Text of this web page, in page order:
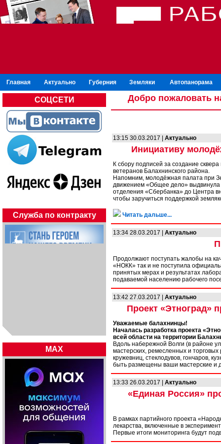
Главная Актуально Губерния Земляки Автопанорама
СОЦСЕТИ
Служба по контракту
MAX
Добро пожаловать
13:15 30.03.2017 | Актуально
Инициативу
К сбору подписей за создание
ветеранов Балахнинского района.
Напомним, молодёжная палата при
движением «Общее дело» выдвинула
отделения «Сбербанка» до Центра
чтобы заручиться поддержкой
Читать дальше...
13:34 28.03.2017 | Актуально
Продолжают поступать жалобы на
«НОКК» так и не поступила
принятых мерах и результатах
подаваемой населению рабочего
13:42 27.03.2017 | Актуально
Проект «Этноград»
Уважаемые балахнинцы!
Началась разработка проекта
всей области на территории
Вдоль набережной Волги (в районе
мастерских, ремесленных и
кружевниц, стеклодувов, гончаров,
быть размещены ваши мастерские и
13:33 26.03.2017 | Актуально
«Единая Россия»
В рамках партийного проекта
лекарства, включенные в
Первые итоги мониторинга будут